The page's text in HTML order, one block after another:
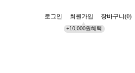
로그인 회원가입
+10,000원혜택
장바구니(0)